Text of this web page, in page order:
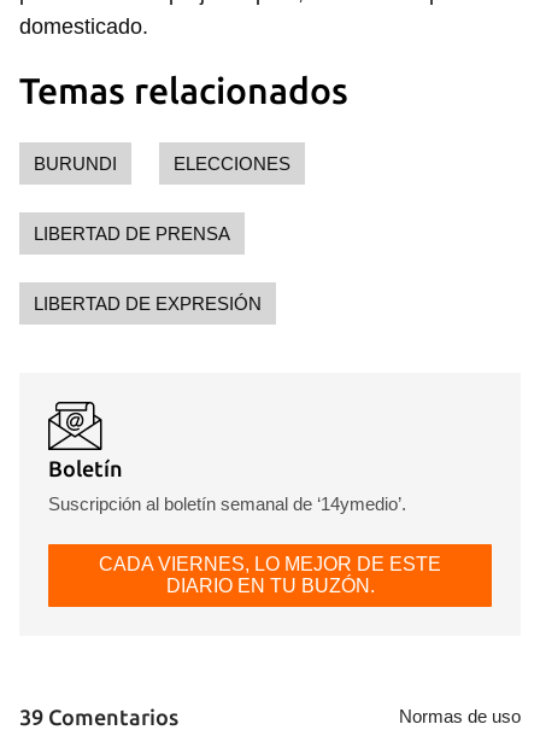
Para poder guardar como favorito, primero has de
domesticado.
Temas relacionados
BURUNDI ELECCIONES
LIBERTAD DE PRENSA
LIBERTAD DE EXPRESIÓN
Boletín
Suscripción al boletín semanal de ‘14ymedio’.
CADA VIERNES, LO MEJOR DE ESTE
DIARIO EN TU BUZÓN.
39 Comentarios Normas de uso